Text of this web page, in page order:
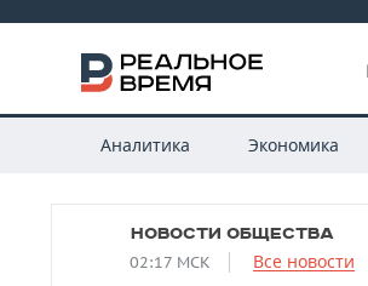
Аналитика Экономика
НОВОСТИ ОБЩЕСТВА
02:17 МСК Все новости